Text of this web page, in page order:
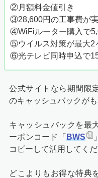
②月額料金値引き
③28,600円の工事費が
④WiFiルーター購入で
⑤ウイルス対策が最大2
⑥光テレビ同時申込で
公式サイトなら期間限
のキャッシュバックがも
キャッシュバックを最
ーポンコード「 BWS
コピーして活用してくだ
どこよりもお得な特典